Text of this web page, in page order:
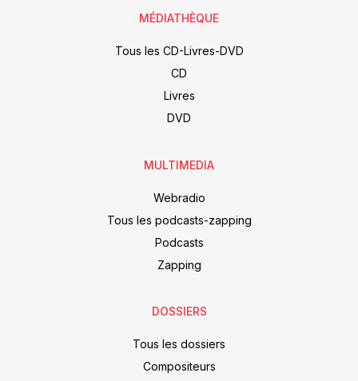
MÉDIATHÈQUE
Tous les CD-Livres-DVD
CD
Livres
DVD
MULTIMEDIA
Webradio
Tous les podcasts-zapping
Podcasts
Zapping
DOSSIERS
Tous les dossiers
Compositeurs